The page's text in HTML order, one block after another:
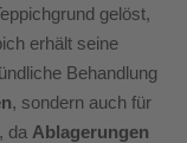
gelöst,
erhält seine
Behandlung
, sondern auch für
da Ablagerungen